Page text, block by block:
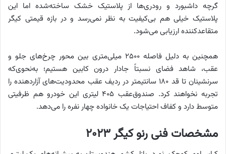
گرچه داشبورد و رودری‌ها از پلاستیک خشک ساخته‌شده اما این
پلاستیک خیلی هم بی‌کیفیت به نظر نمی‌رسد و در بازه قیمتی کیگر
متقاعدکننده ارزیابی می‌شود.
همچنین به دلیل فاصله ۲۵۰۰ میلی‌متری بین محور چرخ‌های جلو و
عقب، شاهد فضای نسبتاً جادار درون کابین هستیم؛ به‌نحوی‌که
سرنشینان تا قد ۱۸۰ سانتیمتر در ردیف عقب محدودیت‌های آزاردهنده را
تجربه نخواهند کرد. صندوق‌عقب ۴۰۵ لیتری این خودرو هم‌ ظرفیتی
متوسط دارد و کفاف احتیاجات یک خانواده چهار نفره را می‌دهد.
مشخصات فنی رنو کیگر ۲۰۲۳